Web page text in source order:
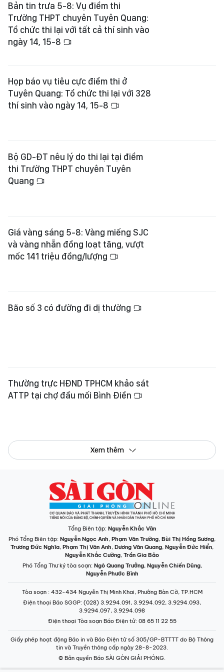
Bản tin trưa 5-8: Vụ điểm thi
Trường THPT chuyên Tuyên Quang:
Tổ chức thi lại với tất cả thí sinh vào
ngày 14, 15-8
Họp báo vụ tiêu cực điểm thi ở
Tuyên Quang: Tổ chức thi lại với 328
thí sinh vào ngày 14, 15-8
Bộ GD-ĐT nêu lý do thi lại tại điểm
thi Trường THPT chuyên Tuyên
Quang
Giá vàng sáng 5-8: Vàng miếng SJC
và vàng nhẫn đồng loạt tăng, vượt
mốc 141 triệu đồng/lượng
Bão số 3 có đường đi dị thường
Thường trực HĐND TPHCM khảo sát
ATTP tại chợ đầu mối Bình Điền
Xem thêm
Tổng Biên tập: Nguyễn Khắc Văn
Phó Tổng Biên tập: Nguyễn Ngọc Anh, Phạm Văn Trường, Bùi Thị Hồng Sương,
Trương Đức Nghĩa, Phạm Thị Vân Anh, Dương Văn Quang, Nguyễn Đức Hiển,
Nguyễn Khắc Cường, Trần Gia Bảo
Phó Tổng Thư ký tòa soạn: Ngô Quang Trưởng, Nguyễn Chiến Dũng,
Nguyễn Phước Bình
Tòa soạn : 432-434 Nguyễn Thị Minh Khai, Phường Bàn Cờ, TP.HCM
Điện thoại Báo SGGP: (028) 3.9294.091, 3.9294.092, 3.9294.093,
3.9294.097, 3.9294.098
Điện thoại Tòa soạn Báo Điện tử: 08 65 11 22 55
Giấy phép hoạt động Báo in và Báo Điện tử số 305/GP-BTTTT do Bộ Thông
tin và Truyền thông cấp ngày 28-8-2023.
© Bản quyền Báo SÀI GÒN GIẢI PHÓNG.